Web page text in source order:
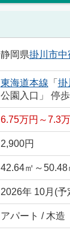
静岡県掛川市中
東海道本線 「 掛
公園入口」 停
6.75万円～7.3
2,900円
42.64㎡～50.48
2026年 10月(予
アパート / 木造